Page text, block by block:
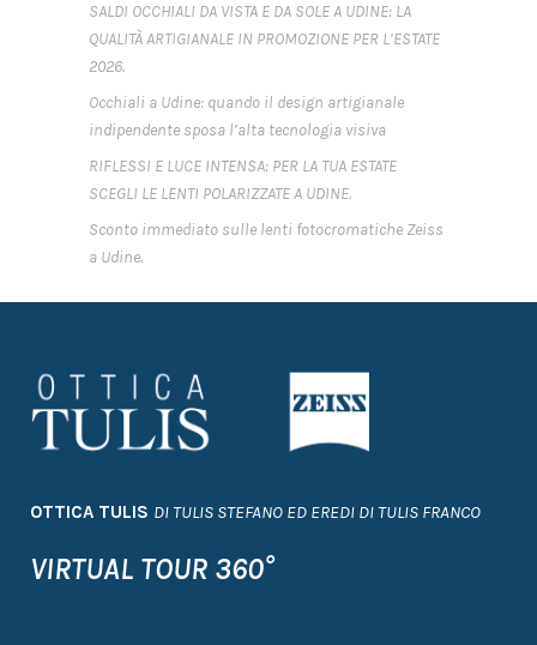
SALDI OCCHIALI DA VISTA E DA SOLE A UDINE: LA
QUALITÀ ARTIGIANALE IN PROMOZIONE PER L’ESTATE
2026.
Occhiali a Udine: quando il design artigianale
indipendente sposa l’alta tecnologia visiva
RIFLESSI E LUCE INTENSA: PER LA TUA ESTATE
SCEGLI LE LENTI POLARIZZATE A UDINE.
Sconto immediato sulle lenti fotocromatiche Zeiss
a Udine.
OTTICA TULIS DI TULIS STEFANO ED EREDI DI TULIS FRANCO
VIRTUAL TOUR 360°